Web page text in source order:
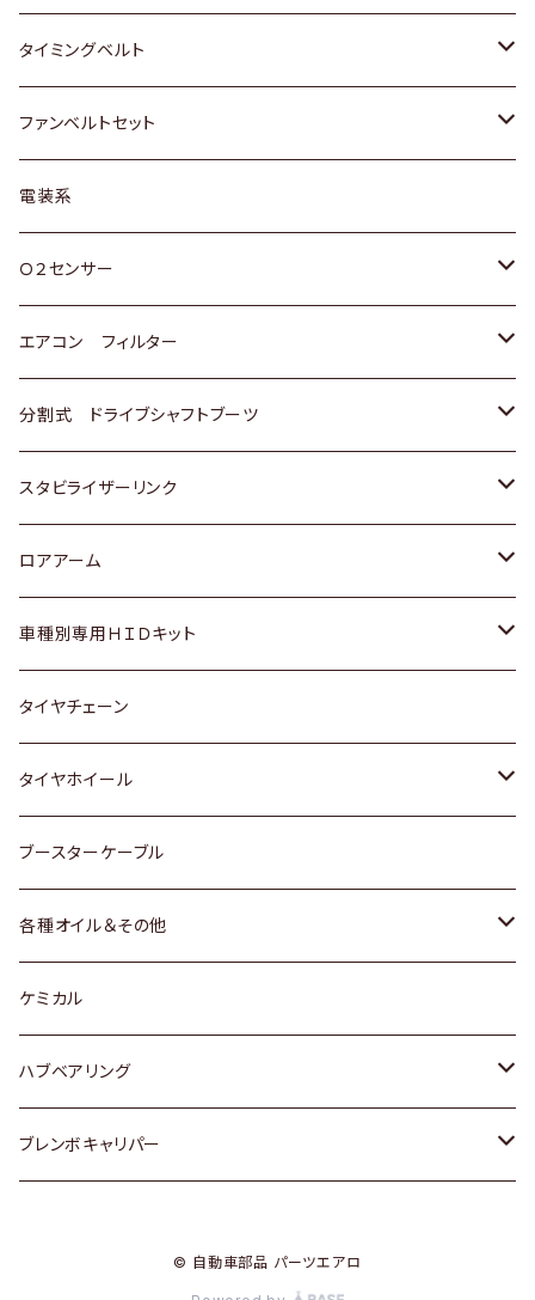
三菱
スバル
日野
クライスラー
ダイハツ
マツダ
三菱
スバル
ホンダ
マツダ
スズキ
ダイハツ
マツダ
三菱
スバル
ホンダ
スズキ
日産
ダイハツ
マツダ
三菱
スバル
タイミングベルト
トヨタ
スズキ
ダイハツ
三菱
スバル
ファンベルトセット
トヨタ
ホンダ
スズキ
日産
いすゞ
ダイハツ
マツダ
三菱
スバル
レクサス
電装系
Ｏ２センサー
トヨタ
ホンダ
スズキ
日産
ダイハツ
マツダ
三菱
スバル
エアコン フィルター
トヨタ
ホンダ
スズキ
日産
いすゞ
ダイハツ
マツダ
三菱
スバル
分割式 ドライブシャフトブーツ
トヨタ
ホンダ
スズキ
日産
ダイハツ
スバル
スタビライザーリンク
トヨタ
ホンダ
スズキ
日産
ダイハツ
マツダ
ロアアーム
ホンダ
スズキ
日産
ダイハツ
マツダ
スバル
車種別専用ＨＩＤキット
トヨタ
マツダ
タイヤチェーン
タイヤホイール
トヨタ
ホンダ
スズキ
日産
ダイハツ
ブースターケーブル
各種オイル＆その他
ディーデル洗浄添加剤
ケミカル
ハブベアリング
トヨタ
ブレンボキャリパー
© 自動車部品 パーツエアロ